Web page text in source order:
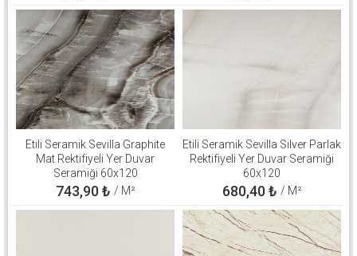
Etili Seramik Sevilla Graphite
Mat Rektifiyeli Yer Duvar
Seramiği 60x120
743,90₺ / M²
Etili Seramik Sevilla Silver Parlak
Rektifiyeli Yer Duvar Seramiği
60x120
680,40₺ / M²